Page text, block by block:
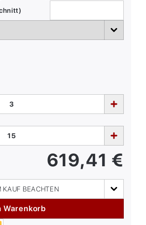
619,41 €
KAUF BEACHTEN
Warenkorb